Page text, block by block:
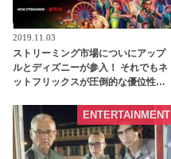
2019.11.03
ストリーミング市場についにアップ
ルとディズニーが参入！ それでもネ
ットフリックスが圧倒的な優位性を
ENTERTAINMENT